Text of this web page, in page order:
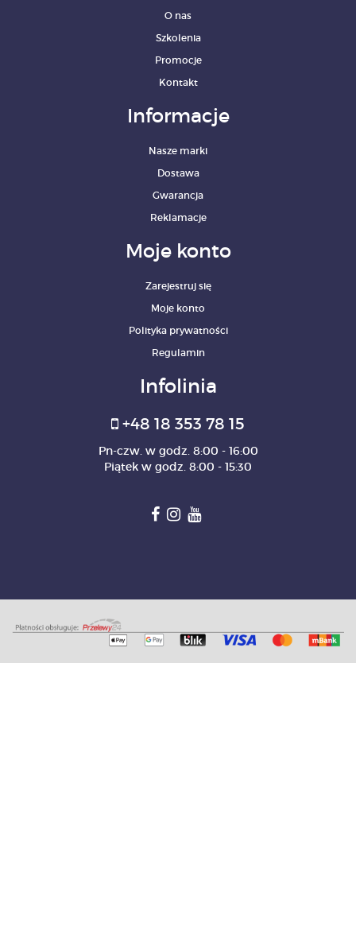
O nas
Szkolenia
Promocje
Kontakt
Informacje
Nasze marki
Dostawa
Gwarancja
Reklamacje
Moje konto
Zarejestruj się
Moje konto
Polityka prywatności
Regulamin
Infolinia
+48 18 353 78 15
Pn-czw. w godz. 8:00 - 16:00
Piątek w godz. 8:00 - 15:30